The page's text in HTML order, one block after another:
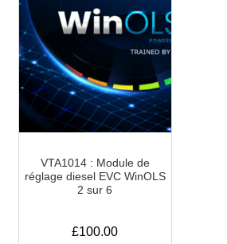
VTA1014 : Module de
réglage diesel EVC WinOLS
2 sur 6
£100.00